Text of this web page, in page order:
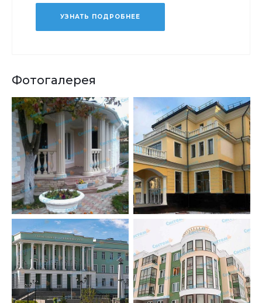
УЗНАТЬ ПОДРОБНЕЕ
Фотогалерея